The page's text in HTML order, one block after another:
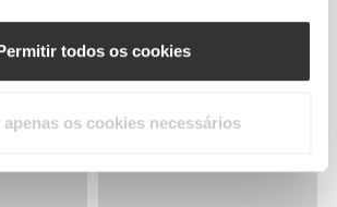
todos os cookies
os cookies necessários